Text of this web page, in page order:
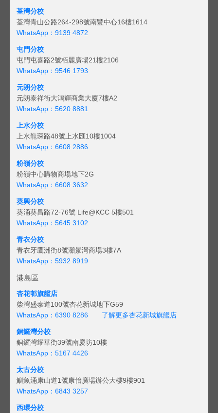
荃灣分校
荃灣青山公路264-298號南豐中心16樓1614
WhatsApp：9139 4872
屯門分校
屯門屯喜路2號栢麗廣場21樓2106
WhatsApp：9546 1793
元朗分校
元朗泰祥街大鴻輝商業大廈7樓A2
WhatsApp：5620 8881
上水分校
上水龍琛路48號上水匯10樓1004
WhatsApp：6608 2886
粉嶺分校
粉嶺中心購物商場地下2G
WhatsApp：6608 3632
葵興分校
葵涌葵昌路72-76號 Life@KCC 5樓501
WhatsApp：5645 3102
青衣分校
青衣牙鷹洲街8號灝景灣商場3樓7A
WhatsApp：5932 8919
港島區
杏花邨旗艦店
柴灣盛泰道100號杏花新城地下G59
WhatsApp：6390 8286
了解更多杏花新城旗艦店
銅鑼灣分校
銅鑼灣耀華街39號南慶坊10樓
WhatsApp：5167 4426
太古分校
鰂魚涌康山道1號康怡廣場辦公大樓9樓901
WhatsApp：6843 3257
西環分校